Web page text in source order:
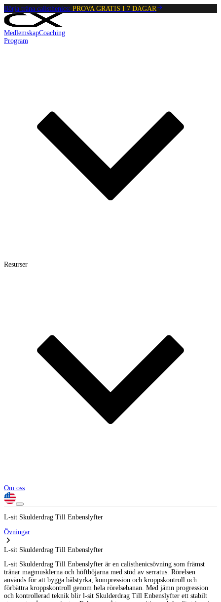
Börja träna calisthenics: PROVA GRATIS I 7 DAGAR
MedlemskapCoaching
Program
Resurser
Om oss
L-sit Skulderdrag Till Enbenslyfter
Övningar
L-sit Skulderdrag Till Enbenslyfter
L-sit Skulderdrag Till Enbenslyfter är en calisthenicsövning som främst
tränar magmusklerna och höftböjarna med stöd av serratus. Rörelsen
används för att bygga bålstyrka, kompression och kroppskontroll och
förbättra kroppskontroll genom hela rörelsebanan. Med jämn progression
och kontrollerad teknik blir l-sit Skulderdrag Till Enbenslyfter ett stabilt